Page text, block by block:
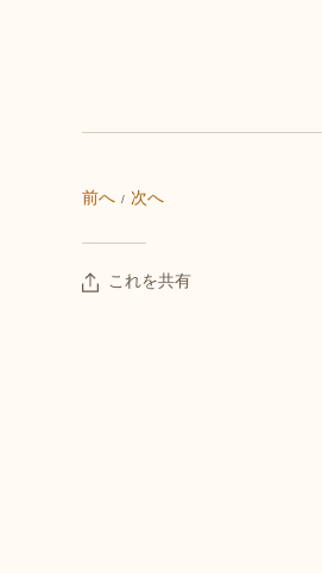
前へ / 次へ
これを共有